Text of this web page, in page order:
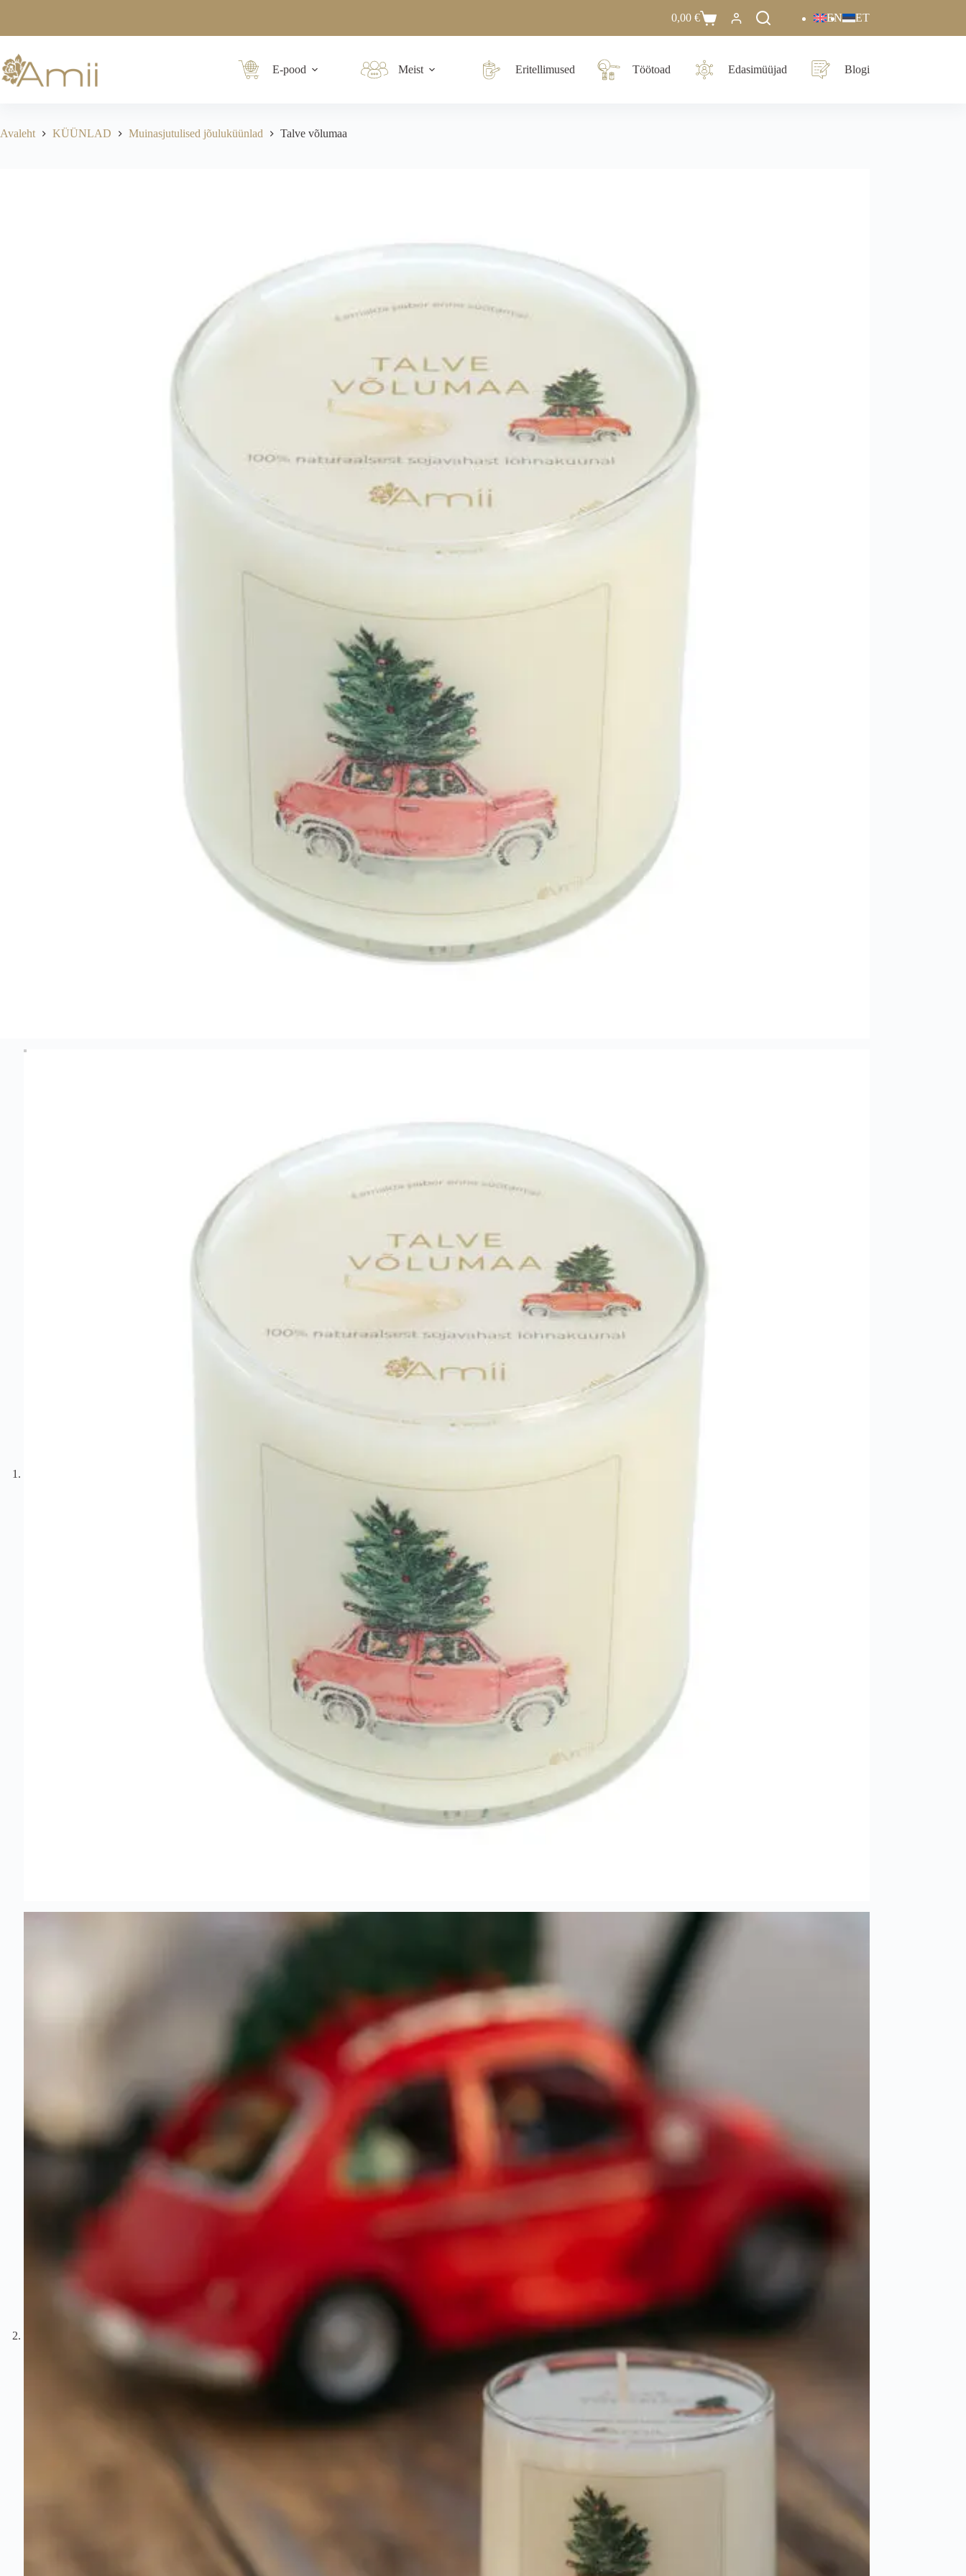
0,00 € EN ET
E-pood Meist Eritellimused Töötoad Edasimüüjad Blogi
Avaleht KÜÜNLAD Muinasjutulised jõuluküünlad Talve võlumaa